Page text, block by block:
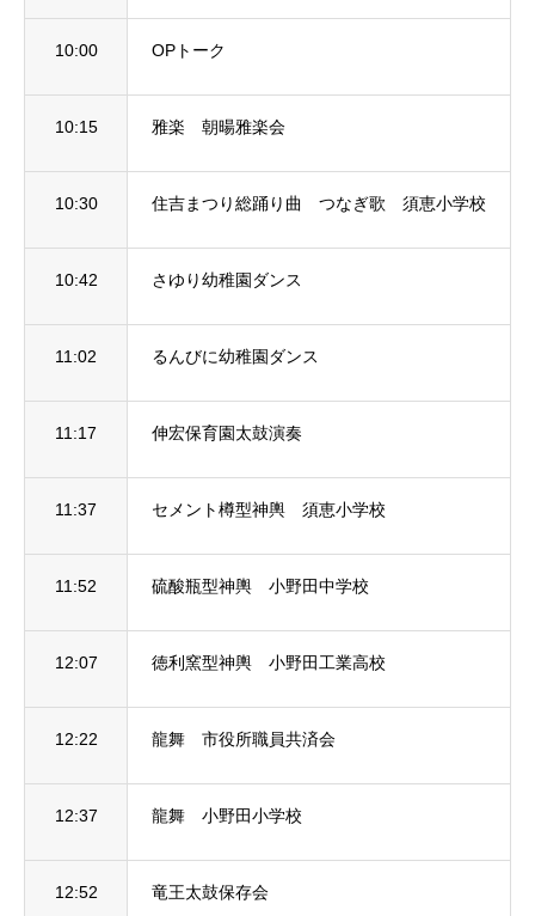
10:00 OPトーク
10:15 雅楽 朝暘雅楽会
10:30 住吉まつり総踊り曲 つなぎ歌 須恵小学校
10:42 さゆり幼稚園ダンス
11:02 るんびに幼稚園ダンス
11:17 伸宏保育園太鼓演奏
11:37 セメント樽型神輿 須恵小学校
11:52 硫酸瓶型神輿 小野田中学校
12:07 徳利窯型神輿 小野田工業高校
12:22 龍舞 市役所職員共済会
12:37 龍舞 小野田小学校
12:52 竜王太鼓保存会